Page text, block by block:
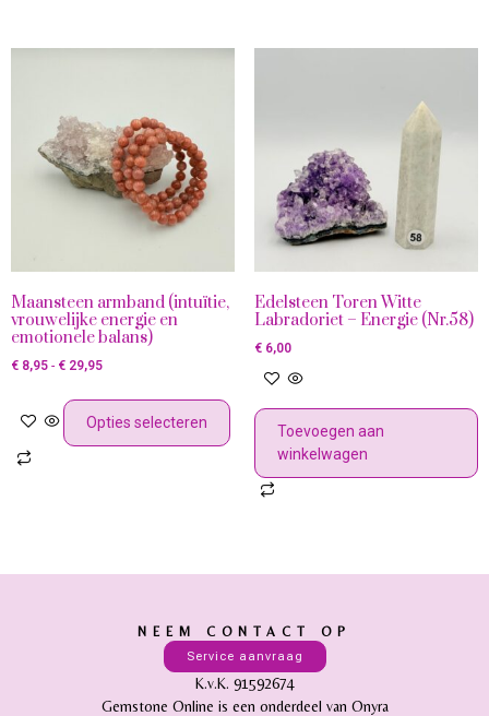
Maansteen armband (intuïtie,
vrouwelijke energie en
emotionele balans)
€ 8,95 - € 29,95
Opties selecteren
Edelsteen Toren Witte
Labradoriet – Energie (Nr.58)
€6,00
Toevoegen aan
winkelwagen
NEEM CONTACT OP
Service aanvraag
K.v.K. 91592674
Gemstone Online is een onderdeel van Onyra